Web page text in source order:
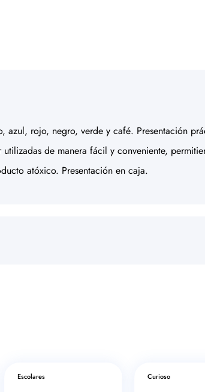
azul, rojo, negro, verde y café. Presentación
utilizadas de manera fácil y conveniente,
atóxico. Presentación en caja.
Escolares Curioso